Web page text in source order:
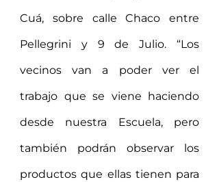
Cuá, sobre calle Chaco entre
Pellegrini y 9 de Julio. “Los
vecinos van a poder ver el
trabajo que se viene haciendo
desde nuestra Escuela, pero
también podrán observar los
productos que ellas tienen para